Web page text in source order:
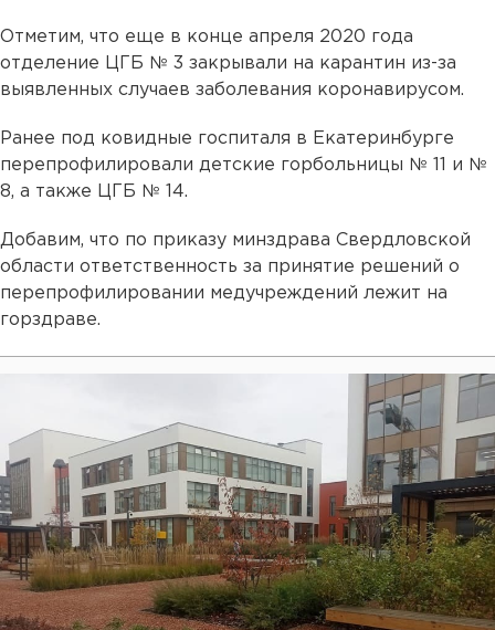
Отметим, что еще в конце апреля 2020 года
отделение ЦГБ № 3 закрывали на карантин из-за
выявленных случаев заболевания коронавирусом.
Ранее под ковидные госпиталя в Екатеринбурге
перепрофилировали детские горбольницы № 11 и №
8, а также ЦГБ № 14.
Добавим, что по приказу минздрава Свердловской
области ответственность за принятие решений о
перепрофилировании медучреждений лежит на
горздраве.